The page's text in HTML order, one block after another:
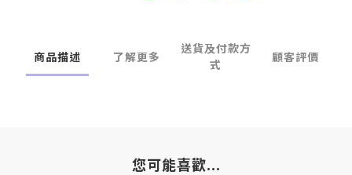
商品描述 了解更多
送貨及付款方
式
顧客評價
您可能喜歡...